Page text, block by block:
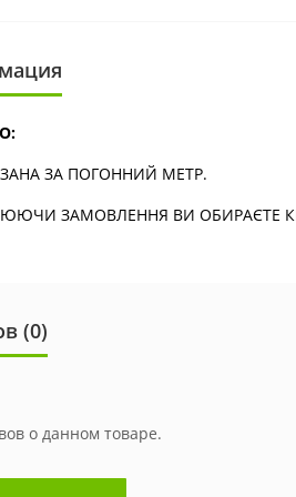
ЗА ПОГОННИЙ МЕТР.
ЗАМОВЛЕННЯ ВИ ОБИРАЄТЕ
(0)
о данном товаре.